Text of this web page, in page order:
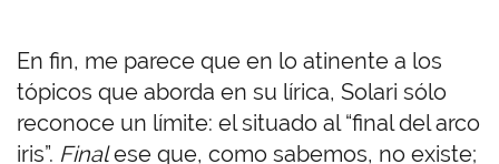
En fin, me parece que en lo atinente a los
tópicos que aborda en su lírica, Solari sólo
reconoce un límite: el situado al “final del arco
iris”. Finalese que, como sabemos, no existe;